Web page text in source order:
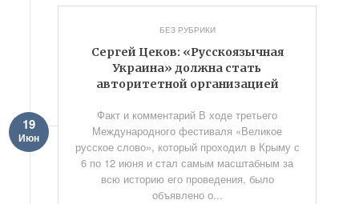
БЕЗ РУБРИКИ
Сергей Цеков: «Русскоязычная
Украина» должна стать
авторитетной организацией
19
Июн
Факт и комментарий В ходе третьего
Международного фестиваля «Великое
русское слово», который проходил в Крыму с
6 по 12 июня и стал самым масштабным за
всю историю его проведения, было
объявлено о...